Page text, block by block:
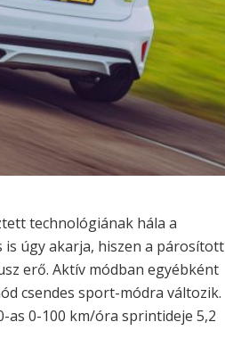
technológiának hála a
úgy akarja, hiszen a párosított
erő. Aktív módban egyébként
csendes sport-módra változik.
as 0-100 km/óra sprintideje 5,2